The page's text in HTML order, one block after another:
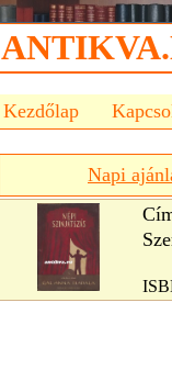
Kezdőlap
Napi